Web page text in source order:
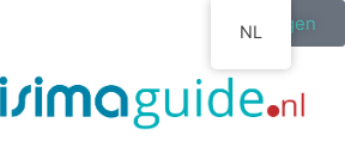
Inloggen
NL